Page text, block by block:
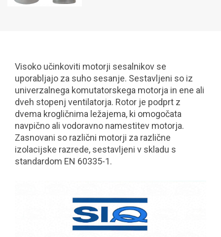
Visoko učinkoviti motorji sesalnikov se
uporabljajo za suho sesanje. Sestavljeni so iz
univerzalnega komutatorskega motorja in ene ali
dveh stopenj ventilatorja. Rotor je podprt z
dvema krogličnima ležajema, ki omogočata
navpično ali vodoravno namestitev motorja.
Zasnovani so različni motorji za različne
izolacijske razrede, sestavljeni v skladu s
standardom EN 60335-1.